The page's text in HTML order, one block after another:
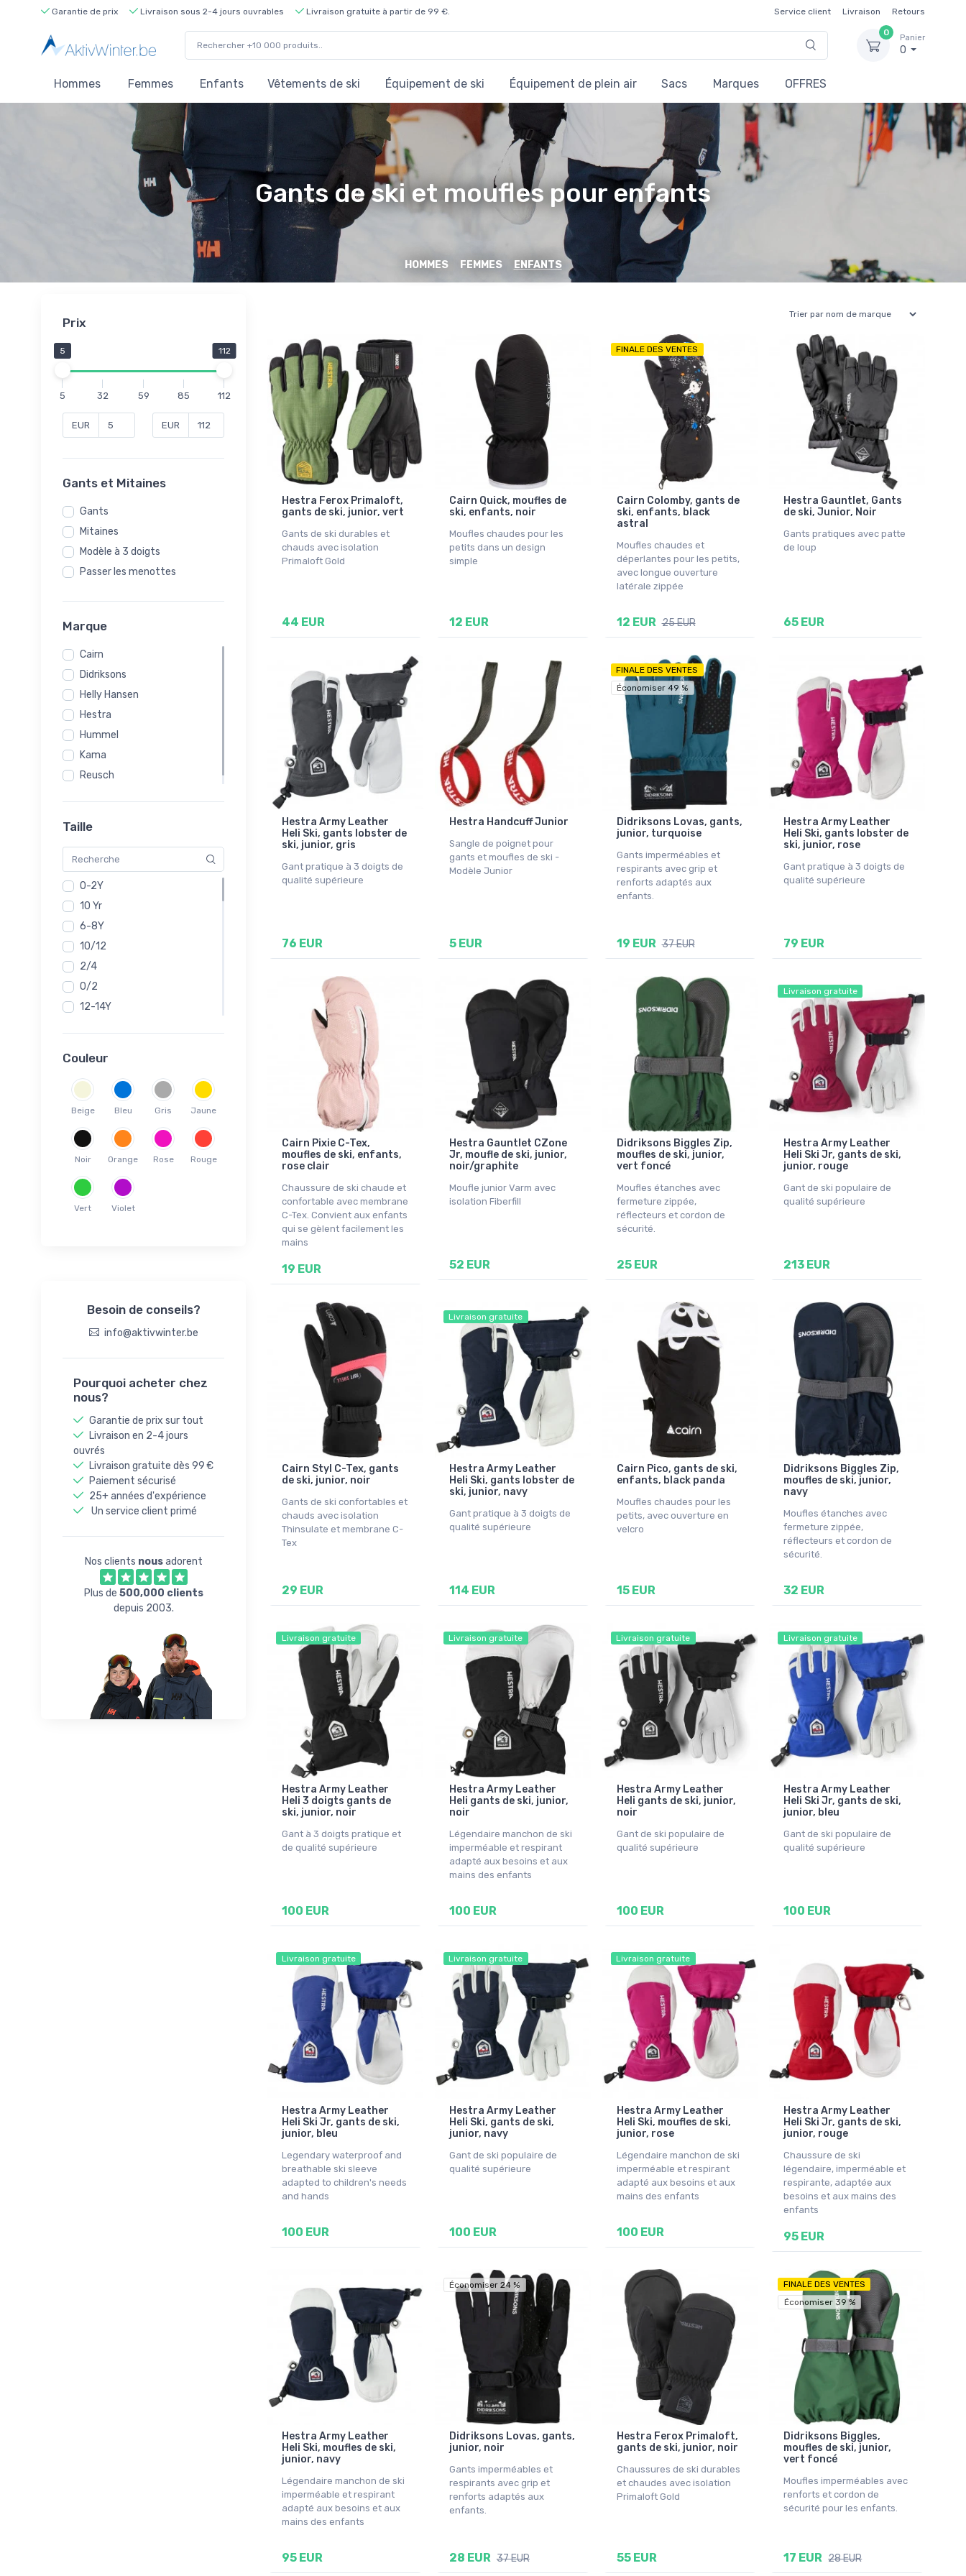
Garantie de prix Livraison sous 2-4 jours ouvrables Livraison gratuite à partir de 99 €. Service client Livraison Retours
0
Panier
0
Hommes Femmes Enfants Vêtements de ski Équipement de ski Équipement de plein air Sacs Marques OFFRES
Gants de ski et moufles pour enfants
HOMMES FEMMES ENFANTS
Prix
5 112
5 32 59 85 112
EUR EUR
Gants et Mitaines
Gants
Mitaines
Modèle à 3 doigts
Passer les menottes
Marque
Cairn
Didriksons
Helly Hansen
Hestra
Hummel
Kama
Reusch
Taille
0-2Y
10 Yr
6-8Y
10/12
2/4
0/2
12-14Y
10-12Y
12 Yr
14 Yr
8 Yr
2-4Y
6 Yr
8-10Y
6,5
140
152
164
3
4
7
Onesize
Couleur
Beige Bleu Gris Jaune
Noir Orange Rose Rouge
Vert Violet
Besoin de conseils?
info@aktivwinter.be
Pourquoi acheter chez
nous?
Garantie de prix sur tout
Livraison en 2-4 jours
ouvrés
Livraison gratuite dès 99 €
Paiement sécurisé
25+ années d'expérience
Un service client primé
Nos clients nousadorent
Plus de 500,000 clients
depuis 2003.
Hestra Ferox Primaloft,
gants de ski, junior, vert
Gants de ski durables et
chauds avec isolation
Primaloft Gold
44 EUR
Cairn Quick, moufles de
ski, enfants, noir
Moufles chaudes pour les
petits dans un design
simple
12 EUR
FINALE DES VENTES
Cairn Colomby, gants de
ski, enfants, black
astral
Moufles chaudes et
déperlantes pour les petits,
avec longue ouverture
latérale zippée
12 EUR 25 EUR
Hestra Gauntlet, Gants
de ski, Junior, Noir
Gants pratiques avec patte
de loup
65 EUR
Hestra Army Leather
Heli Ski, gants lobster de
ski, junior, gris
Gant pratique à 3 doigts de
qualité supérieure
76 EUR
Hestra Handcuff Junior
Sangle de poignet pour
gants et moufles de ski -
Modèle Junior
5 EUR
FINALE DES VENTES
Économiser 49 %
Didriksons Lovas, gants,
junior, turquoise
Gants imperméables et
respirants avec grip et
renforts adaptés aux
enfants.
19 EUR 37 EUR
Hestra Army Leather
Heli Ski, gants lobster de
ski, junior, rose
Gant pratique à 3 doigts de
qualité supérieure
79 EUR
Cairn Pixie C-Tex,
moufles de ski, enfants,
rose clair
Chaussure de ski chaude et
confortable avec membrane
C-Tex. Convient aux enfants
qui se gèlent facilement les
mains
19 EUR
Hestra Gauntlet CZone
Jr, moufle de ski, junior,
noir/graphite
Moufle junior Varm avec
isolation Fiberfill
52 EUR
Didriksons Biggles Zip,
moufles de ski, junior,
vert foncé
Moufles étanches avec
fermeture zippée,
réflecteurs et cordon de
sécurité.
25 EUR
Livraison gratuite
Hestra Army Leather
Heli Ski Jr, gants de ski,
junior, rouge
Gant de ski populaire de
qualité supérieure
213 EUR
Cairn Styl C-Tex, gants
de ski, junior, noir
Gants de ski confortables et
chauds avec isolation
Thinsulate et membrane C-
Tex
29 EUR
Livraison gratuite
Hestra Army Leather
Heli Ski, gants lobster de
ski, junior, navy
Gant pratique à 3 doigts de
qualité supérieure
114 EUR
Cairn Pico, gants de ski,
enfants, black panda
Moufles chaudes pour les
petits, avec ouverture en
velcro
15 EUR
Didriksons Biggles Zip,
moufles de ski, junior,
navy
Moufles étanches avec
fermeture zippée,
réflecteurs et cordon de
sécurité.
32 EUR
Livraison gratuite
Hestra Army Leather
Heli 3 doigts gants de
ski, junior, noir
Gant à 3 doigts pratique et
de qualité supérieure
100 EUR
Livraison gratuite
Hestra Army Leather
Heli gants de ski, junior,
noir
Légendaire manchon de ski
imperméable et respirant
adapté aux besoins et aux
mains des enfants
100 EUR
Livraison gratuite
Hestra Army Leather
Heli gants de ski, junior,
noir
Gant de ski populaire de
qualité supérieure
100 EUR
Livraison gratuite
Hestra Army Leather
Heli Ski Jr, gants de ski,
junior, bleu
Gant de ski populaire de
qualité supérieure
100 EUR
Livraison gratuite
Hestra Army Leather
Heli Ski Jr, gants de ski,
junior, bleu
Legendary waterproof and
breathable ski sleeve
adapted to children's needs
and hands
100 EUR
Livraison gratuite
Hestra Army Leather
Heli Ski, gants de ski,
junior, navy
Gant de ski populaire de
qualité supérieure
100 EUR
Livraison gratuite
Hestra Army Leather
Heli Ski, moufles de ski,
junior, rose
Légendaire manchon de ski
imperméable et respirant
adapté aux besoins et aux
mains des enfants
100 EUR
Hestra Army Leather
Heli Ski Jr, gants de ski,
junior, rouge
Chaussure de ski
légendaire, imperméable et
respirante, adaptée aux
besoins et aux mains des
enfants
95 EUR
Hestra Army Leather
Heli Ski, moufles de ski,
junior, navy
Légendaire manchon de ski
imperméable et respirant
adapté aux besoins et aux
mains des enfants
95 EUR
Économiser 24 %
Didriksons Lovas, gants,
junior, noir
Gants imperméables et
respirants avec grip et
renforts adaptés aux
enfants.
28 EUR 37 EUR
Hestra Ferox Primaloft,
gants de ski, junior, noir
Chaussures de ski durables
et chaudes avec isolation
Primaloft Gold
55 EUR
FINALE DES VENTES
Économiser 39 %
Didriksons Biggles,
moufles de ski, junior,
vert foncé
Moufles imperméables avec
renforts et cordon de
sécurité pour les enfants.
17 EUR 28 EUR